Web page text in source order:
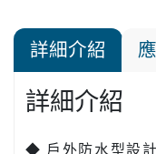
詳細介紹
詳細介紹
◆ 戶外防水型設